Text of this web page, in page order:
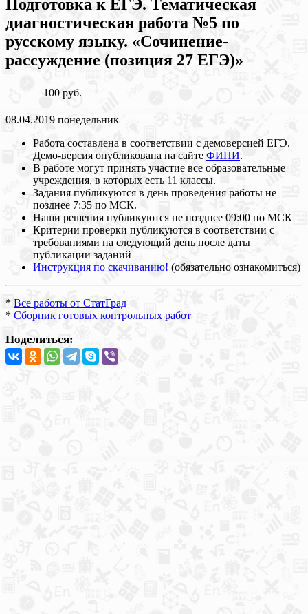
Подготовка к ЕГЭ. Тематическая
диагностическая работа №5 по
русскому языку. «Сочинение-
рассуждение (позиция 27 ЕГЭ)»
100 руб.
08.04.2019 понедельник
Работа составлена в соответствии с демоверсией ЕГЭ.
Демо-версия опубликована на сайте ФИПИ.
В работе могут принять участие все образовательные
учреждения, в которых есть 11 классы.
Задания публикуются в день проведения работы не
позднее 7:35 по МСК.
Наши решения публикуются не позднее 09:00 по МСК
Критерии проверки публикуются в соответствии с
требованиями на следующий день после даты
публикации заданий
Инструкция по скачиванию! (обязательно ознакомиться)
* Все работы от СтатГрад
* Сборник готовых контрольных работ
Поделиться: